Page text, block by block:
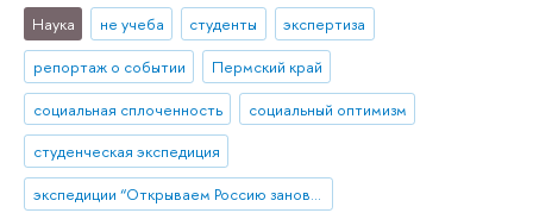
Наука не учеба студенты
экспертиза
репортаж о событии
Пермский край
социальная сплоченность
социальный оптимизм
студенческая экспедиция
экспедиции “Открываем Россию заново”